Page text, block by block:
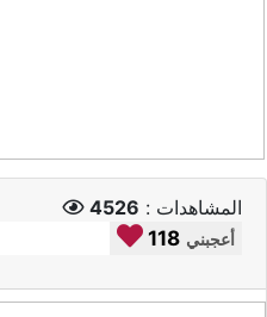
المشاهدات : 4526
118 أعجبني